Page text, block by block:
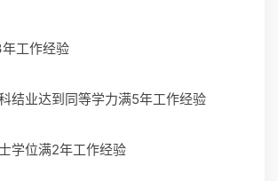
工作经验
结业达到同等学力满5年工作经验
学位满2年工作经验